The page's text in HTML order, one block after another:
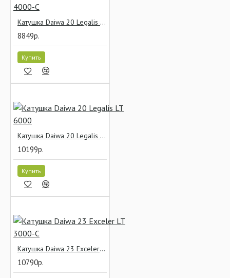
Катушка Daiwa 20 Legalis LT 4000-C
8849р.
Купить
Катушка Daiwa 20 Legalis LT 6000
10199р.
Купить
Катушка Daiwa 23 Exceler LT 3000-C
10790р.